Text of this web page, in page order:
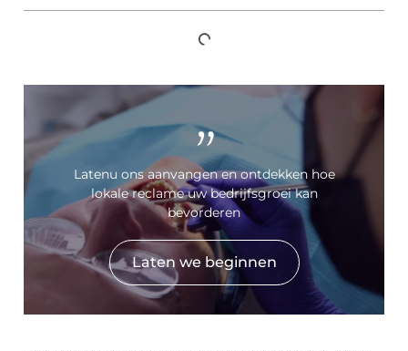
"
Latenu ons aanvangen en ontdekken hoe
lokale reclame uw bedrijfsgroei kan
bevorderen
Laten we beginnen